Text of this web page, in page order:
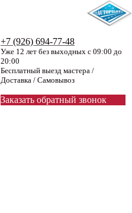
+7 (926) 694-77-48
Уже 12 лет без выходных с 09:00 до
20:00
Бесплатный выезд мастера /
Доставка / Самовывоз
Заказать обратный звонок